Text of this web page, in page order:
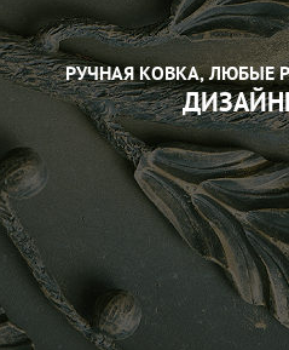
РУЧНАЯ КОВКА, ЛЮБЫЕ